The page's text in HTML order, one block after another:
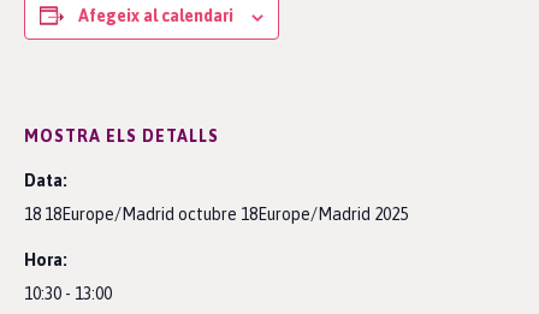
Afegeix al calendari
MOSTRA ELS DETALLS
Data:
18 18Europe/Madrid octubre 18Europe/Madrid 2025
Hora:
10:30 - 13:00